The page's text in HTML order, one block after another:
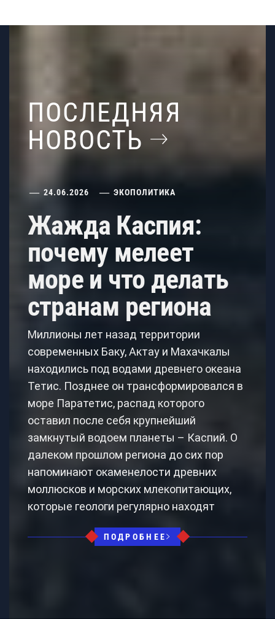
ПОСЛЕДНЯЯ
НОВОСТЬ
24.06.2026 ЭКОПОЛИТИКА
Жажда Каспия:
почему мелеет
море и что делать
странам региона
Миллионы лет назад территории
современных Баку, Актау и Махачкалы
находились под водами древнего океана
Тетис. Позднее он трансформировался в
море Паратетис, распад которого
оставил после себя крупнейший
замкнутый водоем планеты – Каспий. О
далеком прошлом региона до сих пор
напоминают окаменелости древних
моллюсков и морских млекопитающих,
которые геологи регулярно находят
ПОДРОБНЕЕ